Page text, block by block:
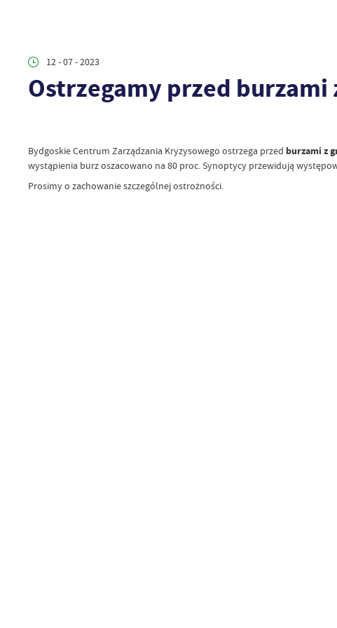
12 - 07 - 2023
Ostrzegamy przed burzami
Bydgoskie Centrum Zarządzania Kryzysowego ostrzega przed burzami z
wystąpienia burz oszacowano na 80 proc. Synoptycy przewidują
Prosimy o zachowanie szczególnej ostrożności.